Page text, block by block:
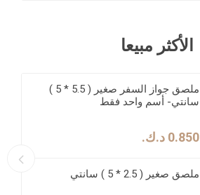
الأكثر مبيعا
ملصق جواز السفر صغير ( 5.5 * 5 )
سانتي- أسم واحد فقط
0.850 د.ك.‏
ملصق صغير ( 2.5 * 5 ) سانتي